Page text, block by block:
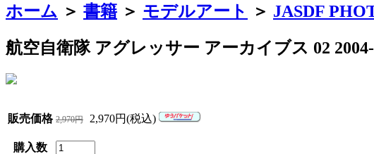
ホーム ＞ 書籍 ＞ モデルアート ＞ JASDF
航空自衛隊 アグレッサー アーカイブス 02
販売価格 2,970円 2,970円(税込)
購入数